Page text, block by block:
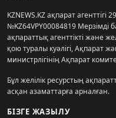
KZNEWS.KZ ақпарат агенттігі
№KZ64VPY00084819 Мерзімді
ақпараттық агенттікті және
қою туралы куәлігі, Ақпарат
министрлігінің Ақпарат
Бұл желілік ресурстың
асқан азаматтарға арналған.
БІЗГЕ ЖАЗЫЛУ